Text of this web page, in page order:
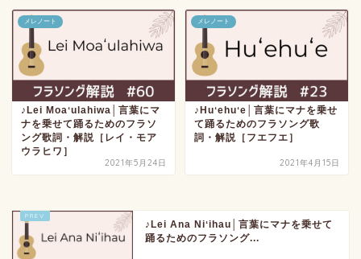
メレノート
♪Lei Moaʻulahiwa│言葉にマ
ナを乗せて踊るためのフラソ
ング歌詞・解説［レイ・モア
ウラヒワ］
2021年5月24日
メレノート
♪Huʻehuʻe│言葉にマナを乗せ
て踊るためのフラソング歌
詞・解説［フエフエ］
2021年4月15日
♪Lei Ana Niʻihau│言葉にマナを乗せて
踊るためのフラソング...